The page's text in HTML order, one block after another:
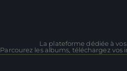
La plateforme dédiée à
Parcourez les albums, téléchargez vos